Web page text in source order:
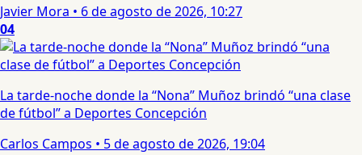
Javier Mora • 6 de agosto de 2026, 10:27
04
La tarde-noche donde la “Nona” Muñoz brindó “una clase
de fútbol” a Deportes Concepción
Carlos Campos • 5 de agosto de 2026, 19:04